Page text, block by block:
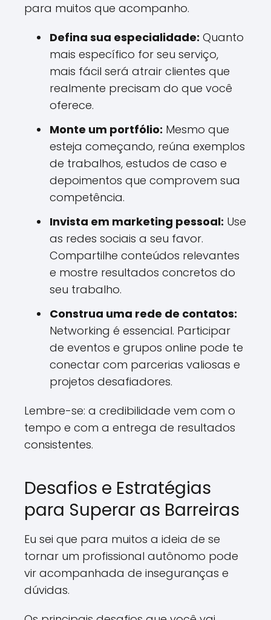
para muitos que acompanho.
Defina sua especialidade: Quanto
mais específico for seu serviço,
mais fácil será atrair clientes que
realmente precisam do que você
oferece.
Monte um portfólio: Mesmo que
esteja começando, reúna exemplos
de trabalhos, estudos de caso e
depoimentos que comprovem sua
competência.
Invista em marketing pessoal: Use
as redes sociais a seu favor.
Compartilhe conteúdos relevantes
e mostre resultados concretos do
seu trabalho.
Construa uma rede de contatos:
Networking é essencial. Participar
de eventos e grupos online pode te
conectar com parcerias valiosas e
projetos desafiadores.
Lembre-se: a credibilidade vem com o
tempo e com a entrega de resultados
consistentes.
Desafios e Estratégias
para Superar as Barreiras
Eu sei que para muitos a ideia de se
tornar um profissional autônomo pode
vir acompanhada de inseguranças e
dúvidas.